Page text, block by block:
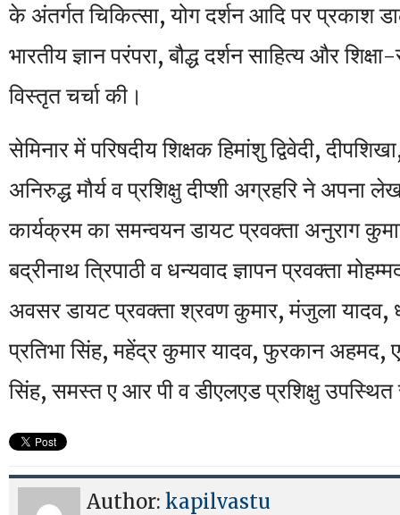
के अंतर्गत चिकित्सा, योग दर्शन आदि पर प्रकाश
भारतीय ज्ञान परंपरा, बौद्ध दर्शन साहित्य और
विस्तृत चर्चा की।
सेमिनार में परिषदीय शिक्षक हिमांशु द्विवेदी,
अनिरुद्ध मौर्य व प्रशिक्षु दीप्शी अग्रहरि ने अपना
कार्यक्रम का समन्वयन डायट प्रवक्ता अनुराग
बद्रीनाथ त्रिपाठी व धन्यवाद ज्ञापन प्रवक्ता
अवसर डायट प्रवक्ता श्रवण कुमार, मंजुला यादव,
प्रतिभा सिंह, महेंद्र कुमार यादव, फुरकान
सिंह, समस्त ए आर पी व डीएलएड प्रशिक्षु
Author: kapilvastu